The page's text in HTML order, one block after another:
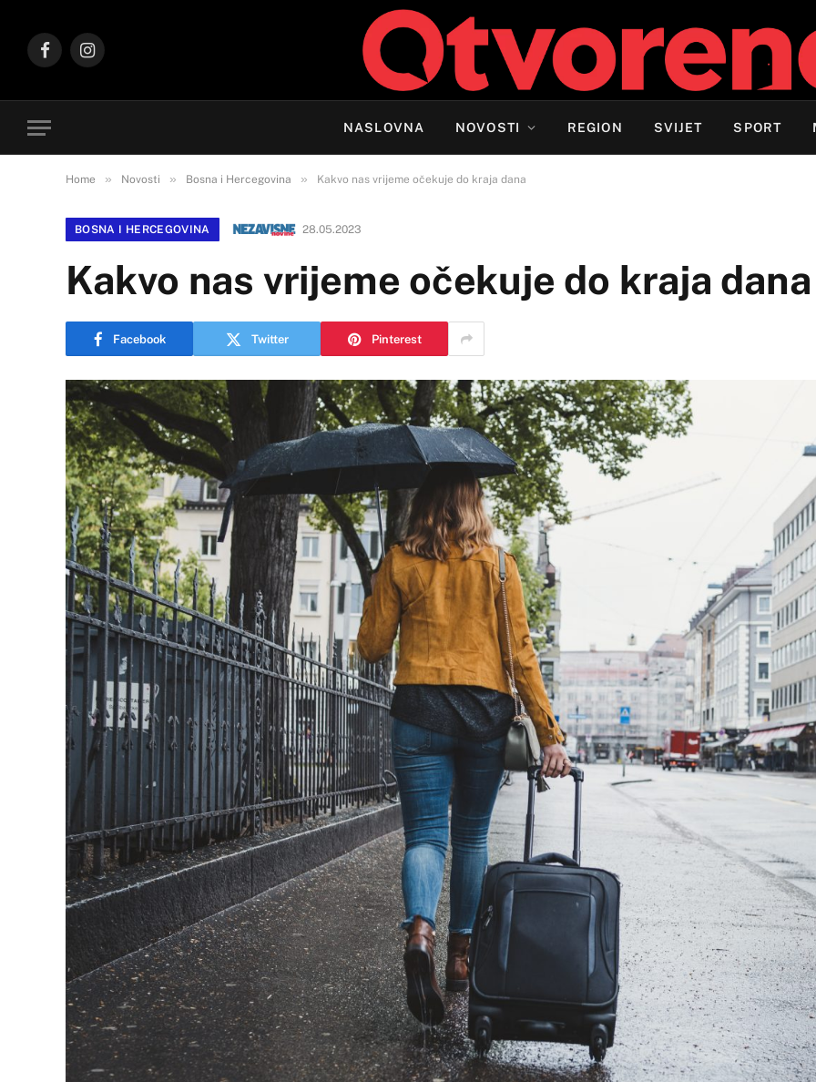
FacebookInstagram
NASLOVNA NOVOSTI REGION SVIJET SPORT
Home » Novosti » Bosna i Hercegovina » Kakvo nas vrijeme očekuje do kraja dana
BOSNA I HERCEGOVINA 28.05.2023
Kakvo nas vrijeme očekuje do kraja dana
Facebook Twitter Pinterest